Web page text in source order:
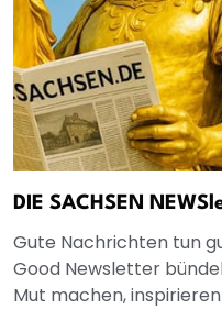
DIE SACHSEN
Gute Nachrichten tun
Good Newsletter
Mut machen, inspirieren